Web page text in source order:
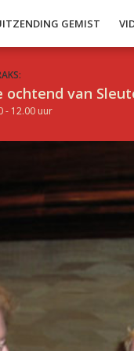
GEMIST
ochtend van
- 12.00 uur